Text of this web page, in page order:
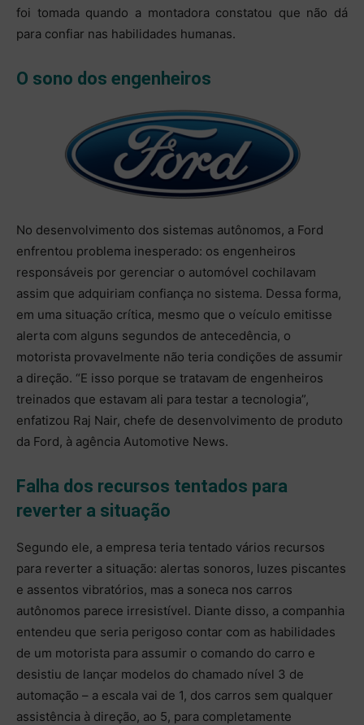
foi tomada quando a montadora constatou que não dá
para confiar nas habilidades humanas.
O sono dos engenheiros
No desenvolvimento dos sistemas autônomos, a Ford
enfrentou problema inesperado: os engenheiros
responsáveis por gerenciar o automóvel cochilavam
assim que adquiriam confiança no sistema. Dessa forma,
em uma situação crítica, mesmo que o veículo emitisse
alerta com alguns segundos de antecedência, o
motorista provavelmente não teria condições de assumir
a direção. “E isso porque se tratavam de engenheiros
treinados que estavam ali para testar a tecnologia”,
enfatizou Raj Nair, chefe de desenvolvimento de produto
da Ford, à agência Automotive News.
Falha dos recursos tentados para
reverter a situação
Segundo ele, a empresa teria tentado vários recursos
para reverter a situação: alertas sonoros, luzes piscantes
e assentos vibratórios, mas a soneca nos carros
autônomos parece irresistível. Diante disso, a companhia
entendeu que seria perigoso contar com as habilidades
de um motorista para assumir o comando do carro e
desistiu de lançar modelos do chamado nível 3 de
automação – a escala vai de 1, dos carros sem qualquer
assistência à direção, ao 5, para completamente